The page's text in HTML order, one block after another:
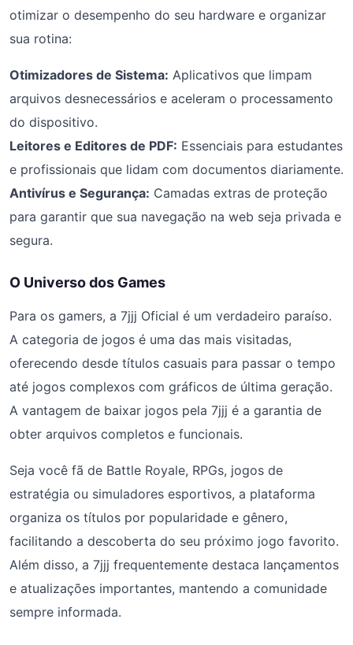
otimizar o desempenho do seu hardware e organizar
sua rotina:
Otimizadores de Sistema: Aplicativos que limpam
arquivos desnecessários e aceleram o processamento
do dispositivo.
Leitores e Editores de PDF: Essenciais para estudantes
e profissionais que lidam com documentos diariamente.
Antivírus e Segurança: Camadas extras de proteção
para garantir que sua navegação na web seja privada e
segura.
O Universo dos Games
Para os gamers, a 7jjj Oficial é um verdadeiro paraíso.
A categoria de jogos é uma das mais visitadas,
oferecendo desde títulos casuais para passar o tempo
até jogos complexos com gráficos de última geração.
A vantagem de baixar jogos pela 7jjj é a garantia de
obter arquivos completos e funcionais.
Seja você fã de Battle Royale, RPGs, jogos de
estratégia ou simuladores esportivos, a plataforma
organiza os títulos por popularidade e gênero,
facilitando a descoberta do seu próximo jogo favorito.
Além disso, a 7jjj frequentemente destaca lançamentos
e atualizações importantes, mantendo a comunidade
sempre informada.